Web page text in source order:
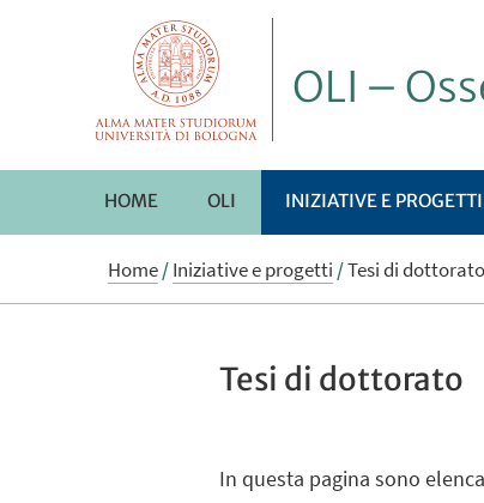
OLI –
HOME OLI INIZIATIVE E PROGETTI
Home/Iniziative e progetti /Tesi di dottorato
Tesi di dottorato
In questa pagina sono